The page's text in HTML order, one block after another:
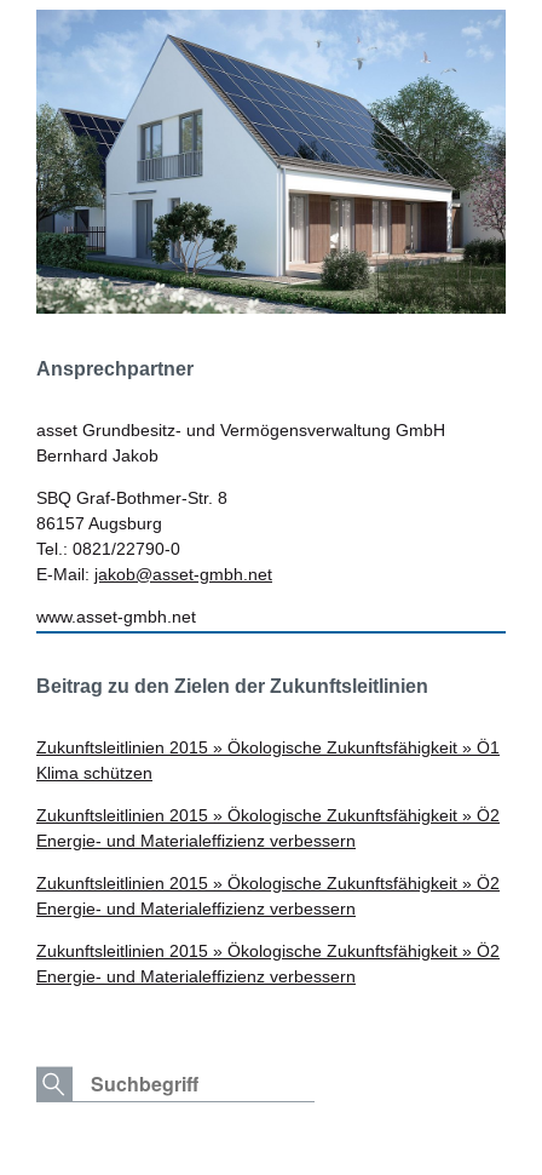
Ansprechpartner
asset Grundbesitz- und Vermögensverwaltung GmbH
Bernhard Jakob
SBQ Graf-Bothmer-Str. 8
86157 Augsburg
Tel.: 0821/22790-0
E-Mail: jakob@asset-gmbh.net
www.asset-gmbh.net
Beitrag zu den Zielen der Zukunftsleitlinien
Zukunftsleitlinien 2015 » Ökologische Zukunftsfähigkeit » Ö1
Klima schützen
Zukunftsleitlinien 2015 » Ökologische Zukunftsfähigkeit » Ö2
Energie- und Materialeffizienz verbessern
Zukunftsleitlinien 2015 » Ökologische Zukunftsfähigkeit » Ö2
Energie- und Materialeffizienz verbessern
Zukunftsleitlinien 2015 » Ökologische Zukunftsfähigkeit » Ö2
Energie- und Materialeffizienz verbessern